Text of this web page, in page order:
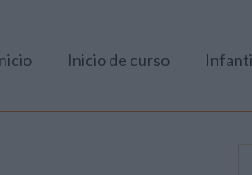
Inicio de curso